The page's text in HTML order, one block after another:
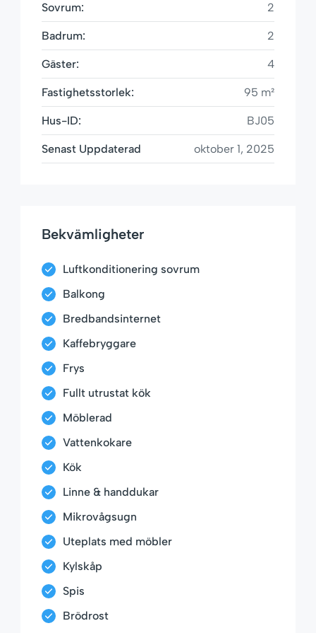
Sovrum: 2
Badrum: 2
Gäster: 4
Fastighetsstorlek: 95 m²
Hus-ID: BJ05
Senast Uppdaterad oktober 1, 2025
Bekvämligheter
Luftkonditionering sovrum
Balkong
Bredbandsinternet
Kaffebryggare
Frys
Fullt utrustat kök
Möblerad
Vattenkokare
Kök
Linne & handdukar
Mikrovågsugn
Uteplats med möbler
Kylskåp
Spis
Brödrost